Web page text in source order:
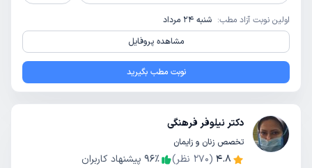
اولین نوبت آزاد مطب: شنبه 24 مرداد
مشاهده پروفایل
نوبت مطب بگیرید
دکتر نیلوفر فرهنگی
تخصص زنان و زایمان
4.8
(
270 نظر) 96٪
پیشنهاد کاربران